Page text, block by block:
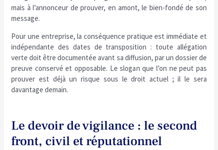
mais à l’annonceur de prouver, en amont, le bien-fondé de son
message.
Pour une entreprise, la conséquence pratique est immédiate et
indépendante des dates de transposition : toute allégation
verte doit être documentée avant sa diffusion, par un dossier de
preuve conservé et opposable. Le slogan que l’on ne peut pas
prouver est déjà un risque sous le droit actuel ; il le sera
davantage demain.
Le devoir de vigilance : le second
front, civil et réputationnel